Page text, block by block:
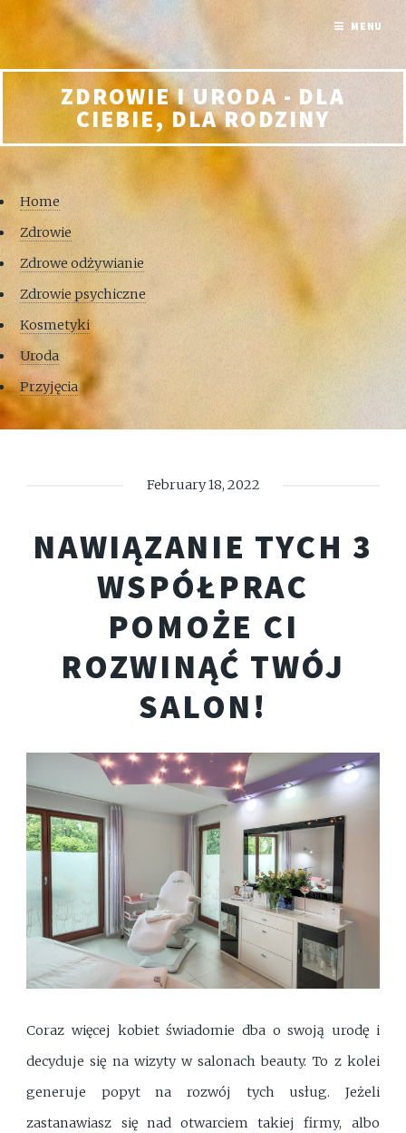
ZDROWIE I URODA - DLA
CIEBIE, DLA RODZINY
Home
Zdrowie
Zdrowe odżywianie
Zdrowie psychiczne
Kosmetyki
Uroda
Przyjęcia
February 18, 2022
NAWIĄZANIE TYCH 3
WSPÓŁPRAC
POMOŻE CI
ROZWINĄĆ TWÓJ
SALON!
Coraz więcej kobiet świadomie dba o swoją urodę i
decyduje się na wizyty w salonach beauty. To z kolei
generuje popyt na rozwój tych usług. Jeżeli
zastanawiasz się nad otwarciem takiej firmy, albo
MENU